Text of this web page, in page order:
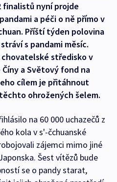
finalistů nyní projde
a péči o ně přímo v
Příští týden polovina
s pandami měsíc.
chovatelské středisko v
a Světový fond na
cílem je přitáhnout
ohrožených šelem.
na 60 000 uchazečů z
kola v s'-čchuanské
zájemci mimo jiné
Šest vítězů bude
se o pandy starat,